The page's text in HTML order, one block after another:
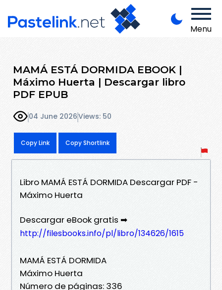
Menu
MAMÁ ESTÁ DORMIDA EBOOK |
Máximo Huerta | Descargar libro
PDF EPUB
04 June 2026Views: 50
Copy Link Copy Shortlink
Libro MAMÁ ESTÁ DORMIDA Descargar PDF -
Máximo Huerta
Descargar eBook gratis ➡
http://filesbooks.info/pl/libro/134626/1615
MAMÁ ESTÁ DORMIDA
Máximo Huerta
Número de páginas: 336